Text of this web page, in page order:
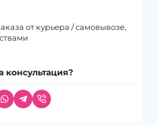
от курьера / самовывозе,
консультация?